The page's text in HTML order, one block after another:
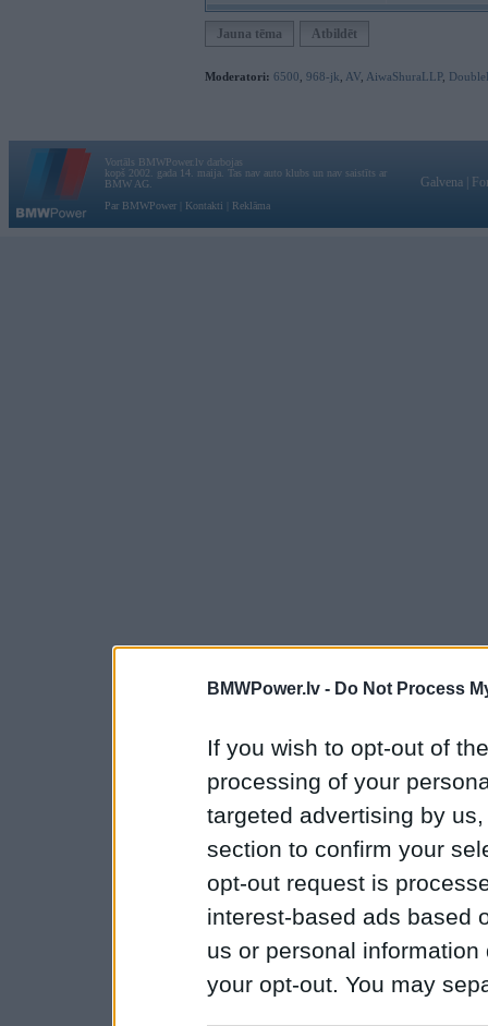
BMWPower.lv - Do Not Process
If you wish to opt-out of
processing of your
targeted advertising by
section to confirm your
opt-out request is
interest-based ads based
us or personal
your opt-out. You may
Jauna tēma Atbildēt
Moderatori: 6500 968-jk AV AiwaShuraLLP,
Vortāls BMWPower.lv darbojas
kopš 2002. gada 14. maija. Tas nav auto klubs un nav saistīts ar
BMW AG.
Par BMWPower
Kontakti Reklāma
Galvena